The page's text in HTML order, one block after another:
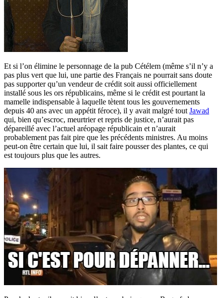
Et si l’on élimine le personnage de la pub Cétélem (même s’il n’y a
pas plus vert que lui, une partie des Français ne pourrait sans doute
pas supporter qu’un vendeur de crédit soit aussi officiellement
installé sous les ors républicains, même si le crédit est pourtant la
mamelle indispensable à laquelle tètent tous les gouvernements
depuis 40 ans avec un appétit féroce), il y avait malgré tout Jawad
qui, bien qu’escroc, meurtrier et repris de justice, n’aurait pas
dépareillé avec l’actuel aréopage républicain et n’aurait
probablement pas fait pire que les précédents ministres. Au moins
peut-on être certain que lui, il sait faire pousser des plantes, ce qui
est toujours plus que les autres.